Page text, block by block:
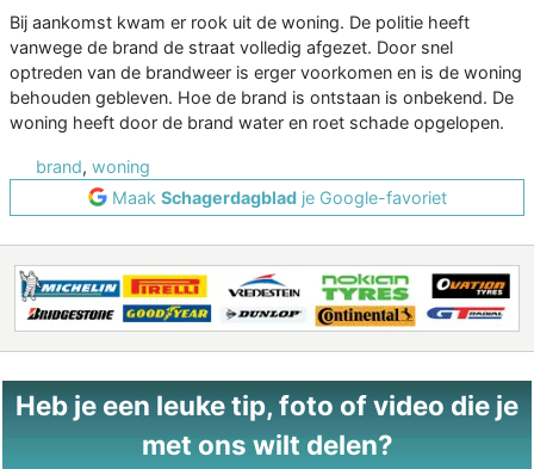
Bij aankomst kwam er rook uit de woning. De politie heeft
vanwege de brand de straat volledig afgezet. Door snel
optreden van de brandweer is erger voorkomen en is de woning
behouden gebleven. Hoe de brand is ontstaan is onbekend. De
woning heeft door de brand water en roet schade opgelopen.
brand, woning
Maak Schagerdagbladje Google-favoriet
Heb je een leuke tip, foto of video die je
met ons wilt delen?